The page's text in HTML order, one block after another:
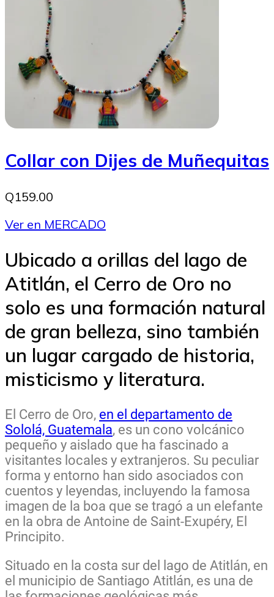
Collar con Dijes de Muñequitas
Q159.00
Ver en MERCADO
Ubicado a orillas del lago de
Atitlán, el Cerro de Oro no
solo es una formación natural
de gran belleza, sino también
un lugar cargado de historia,
misticismo y literatura.
El Cerro de Oro, en el departamento de
Sololá, Guatemala, es un cono volcánico
pequeño y aislado que ha fascinado a
visitantes locales y extranjeros. Su peculiar
forma y entorno han sido asociados con
cuentos y leyendas, incluyendo la famosa
imagen de la boa que se tragó a un elefante
en la obra de Antoine de Saint-Exupéry, El
Principito.
Situado en la costa sur del lago de Atitlán, en
el municipio de Santiago Atitlán, es una de